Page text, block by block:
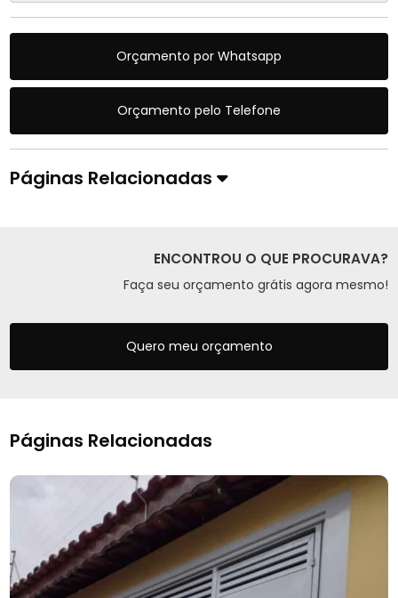
Orçamento por Whatsapp
Orçamento pelo Telefone
Páginas Relacionadas
ENCONTROU O QUE PROCURAVA?
Faça seu orçamento grátis agora mesmo!
Quero meu orçamento
Páginas Relacionadas